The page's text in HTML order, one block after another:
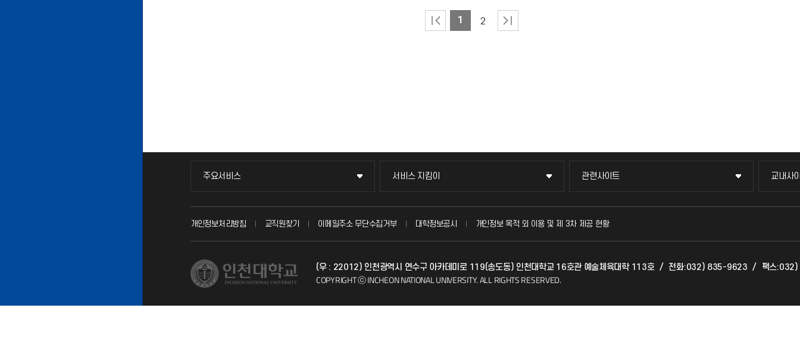
1 2
주요서비스
주요서비스
교무회의방송
시설예약
서비스 지킴이
서비스 지킴이
묻고 답하기
자주 묻는 질문(FAQ)
관련사이트
관련사이트
국방헬프콜
산학협력단
교내사
교내사
교수회
국제교
개인정보처리방침 교직원찾기 이메일주소 무단수집거부 대학정보공시 개인정보 목적 외 이용 및 제 3차 제공 현황
(우 : 22012) 인천광역시 연수구 아카데미로 119(송도동) 인천대학교 16호관 예술체육대학 113호 / 전화:032) 835-9623 / 팩스
COPYRIGHT ⓒ INCHEON NATIONAL UNIVERSITY.ALL RIGHTS RESERVED.